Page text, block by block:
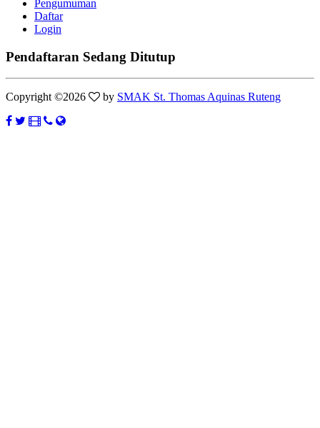
Pengumuman
Daftar
Login
Pendaftaran Sedang Ditutup
Copyright ©2026 by SMAK St. Thomas Aquinas Ruteng